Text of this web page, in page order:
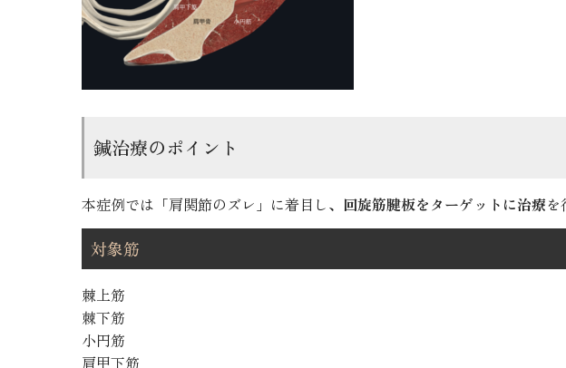
鍼治療のポイント
本症例では「肩関節のズレ」に着目し、 回旋筋腱板をターゲットに治療を
対象筋
棘上筋
棘下筋
小円筋
肩甲下筋